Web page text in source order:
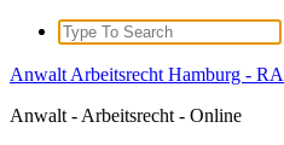
Search
for:
Anwalt Arbeitsrecht Hamburg -
Anwalt - Arbeitsrecht - Online